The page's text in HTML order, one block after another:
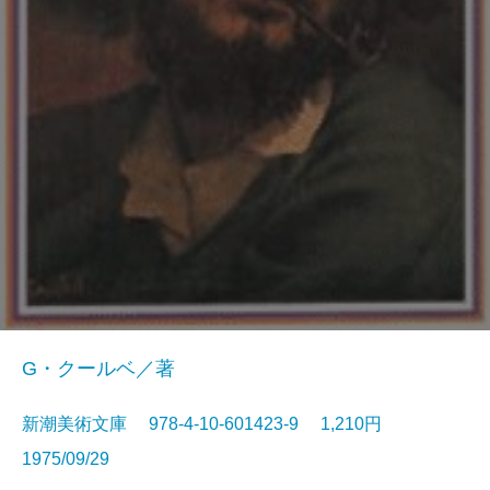
G・クールベ／著
新潮美術文庫 978-4-10-601423-9 1,210円
1975/09/29